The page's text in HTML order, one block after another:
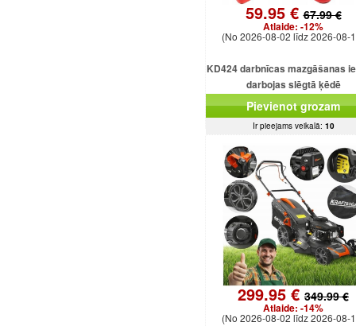
59.95 €67.99 €
Atlaide: -12%
(No 2026-08-02 līdz 2026-08-
KD424 darbnīcas mazgāšanas
darbojas slēgtā ķēdē
Pievienot grozam
Ir pieejams veikalā: 10
299.95 €349.99 €
Atlaide: -14%
(No 2026-08-02 līdz 2026-08-